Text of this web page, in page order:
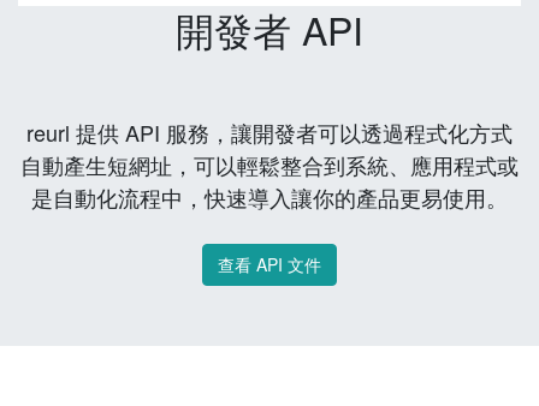
開發者 API
reurl 提供 API 服務，讓開發者可以透過程式化方式
自動產生短網址，可以輕鬆整合到系統、應用程式或
是自動化流程中，快速導入讓你的產品更易使用。
查看 API 文件